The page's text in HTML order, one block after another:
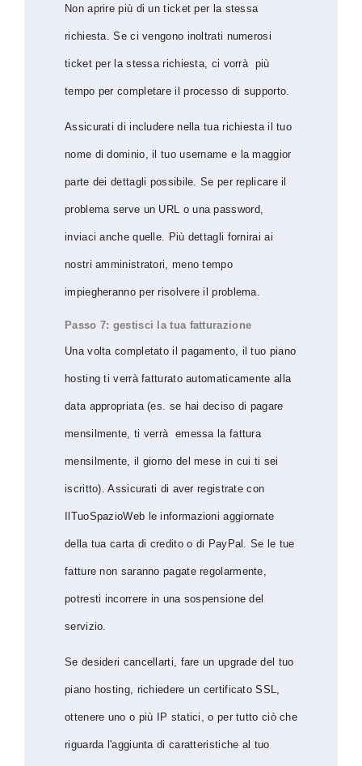
Non aprire più di un ticket per la stessa
richiesta. Se ci vengono inoltrati numerosi
ticket per la stessa richiesta, ci vorrà più
tempo per completare il processo di supporto.
Assicurati di includere nella tua richiesta il tuo
nome di dominio, il tuo username e la maggior
parte dei dettagli possibile. Se per replicare il
problema serve un URL o una password,
inviaci anche quelle. Più dettagli fornirai ai
nostri amministratori, meno tempo
impiegheranno per risolvere il problema.
Passo 7: gestisci la tua fatturazione
Una volta completato il pagamento, il tuo piano
hosting ti verrà fatturato automaticamente alla
data appropriata (es. se hai deciso di pagare
mensilmente, ti verrà emessa la fattura
mensilmente, il giorno del mese in cui ti sei
iscritto). Assicurati di aver registrate con
IlTuoSpazioWeb le informazioni aggiornate
della tua carta di credito o di PayPal. Se le tue
fatture non saranno pagate regolarmente,
potresti incorrere in una sospensione del
servizio.
Se desideri cancellarti, fare un upgrade del tuo
piano hosting, richiedere un certificato SSL,
ottenere uno o più IP statici, o per tutto ciò che
riguarda l'aggiunta di caratteristiche al tuo